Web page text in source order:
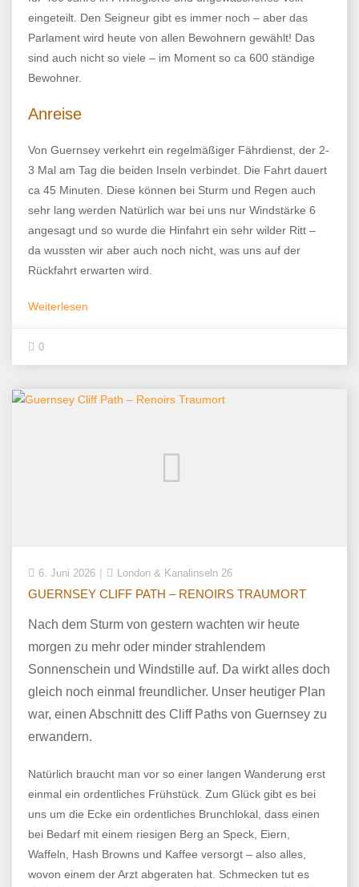
eingeteilt. Den Seigneur gibt es immer noch – aber das
Parlament wird heute von allen Bewohnern gewählt! Das
sind auch nicht so viele – im Moment so ca 600 ständige
Bewohner.
Anreise
Von Guernsey verkehrt ein regelmäßiger Fährdienst, der 2-
3 Mal am Tag die beiden Inseln verbindet. Die Fahrt dauert
ca 45 Minuten. Diese können bei Sturm und Regen auch
sehr lang werden Natürlich war bei uns nur Windstärke 6
angesagt und so wurde die Hinfahrt ein sehr wilder Ritt –
da wussten wir aber auch noch nicht, was uns auf der
Rückfahrt erwarten wird.
Weiterlesen
0
6. Juni 2026 London & Kanalinseln 26
GUERNSEY CLIFF PATH – RENOIRS TRAUMORT
Nach dem Sturm von gestern wachten wir heute
morgen zu mehr oder minder strahlendem
Sonnenschein und Windstille auf. Da wirkt alles doch
gleich noch einmal freundlicher. Unser heutiger Plan
war, einen Abschnitt des Cliff Paths von Guernsey zu
erwandern.
Natürlich braucht man vor so einer langen Wanderung erst
einmal ein ordentliches Frühstück. Zum Glück gibt es bei
uns um die Ecke ein ordentliches Brunchlokal, dass einen
bei Bedarf mit einem riesigen Berg an Speck, Eiern,
Waffeln, Hash Browns und Kaffee versorgt – also alles,
wovon einem der Arzt abgeraten hat. Schmecken tut es